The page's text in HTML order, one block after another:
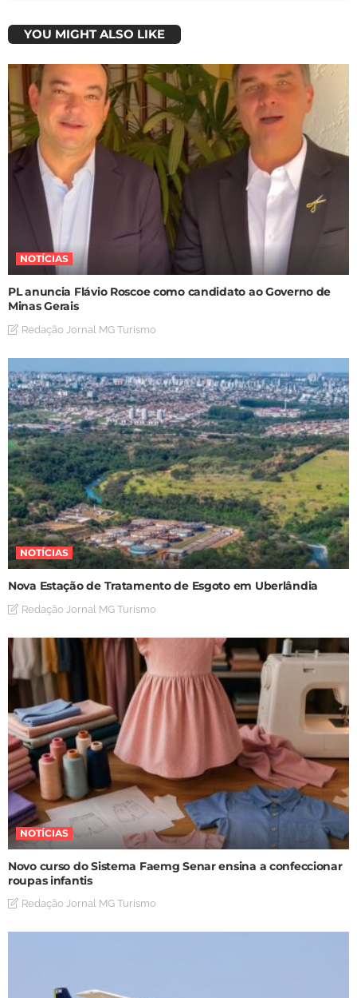
YOU MIGHT ALSO LIKE
NOTÍCIAS
PL anuncia Flávio Roscoe como candidato ao Governo de
Minas Gerais
Redação Jornal MG Turismo
NOTÍCIAS
Nova Estação de Tratamento de Esgoto em Uberlândia
Redação Jornal MG Turismo
NOTÍCIAS
Novo curso do Sistema Faemg Senar ensina a confeccionar
roupas infantis
Redação Jornal MG Turismo